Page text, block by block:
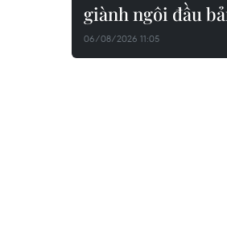
giành ngôi đầu
06/08/2026 11:05